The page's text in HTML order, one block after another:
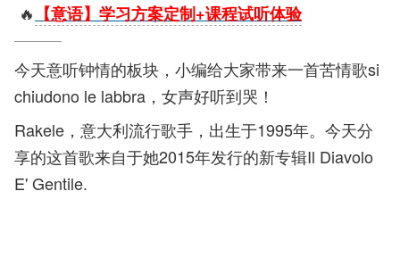
🔥 【意语】学习方案定制+课程试听体验
今天意听钟情的板块，小编给大家带来一首苦情歌si
chiudono le labbra，女声好听到哭！
Rakele，意大利流行歌手， 出生于1995年。今天分
享的这首歌来自于她2015年发行的新专辑Il Diavolo
E' Gentile.